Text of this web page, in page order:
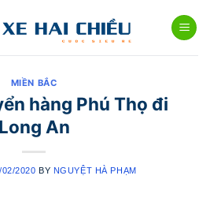
MIỀN BẮC
hàng Phú Thọ đi
Long An
02/2020 BY NGUYỆT HÀ PHẠM